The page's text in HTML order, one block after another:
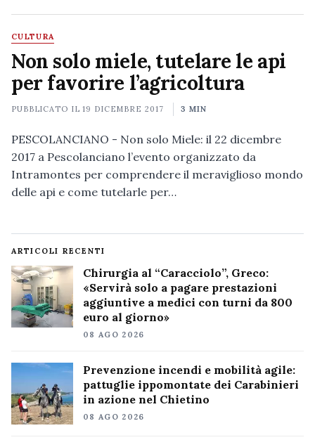
CULTURA
Non solo miele, tutelare le api
per favorire l’agricoltura
PUBBLICATO IL19 DICEMBRE 2017 3 MIN
PESCOLANCIANO - Non solo Miele: il 22 dicembre
2017 a Pescolanciano l’evento organizzato da
Intramontes per comprendere il meraviglioso mondo
delle api e come tutelarle per…
ARTICOLI RECENTI
Chirurgia al “Caracciolo”, Greco:
«Servirà solo a pagare prestazioni
aggiuntive a medici con turni da 800
euro al giorno»
08 AGO 2026
Prevenzione incendi e mobilità agile:
pattuglie ippomontate dei Carabinieri
in azione nel Chietino
08 AGO 2026